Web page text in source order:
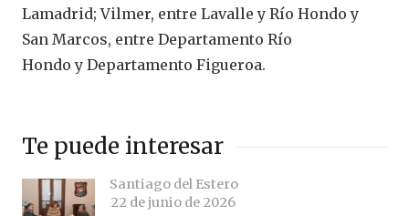
Lamadrid; Vilmer, entre Lavalle y Río Hondo y
San Marcos, entre Departamento Río
Hondo y Departamento Figueroa.
Te puede interesar
Santiago del Estero
22 de junio de 2026